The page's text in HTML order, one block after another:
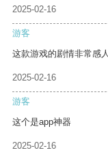
2025-02-16
游客
这款游戏的剧情非常感
2025-02-16
游客
这个是app神器
2025-02-16